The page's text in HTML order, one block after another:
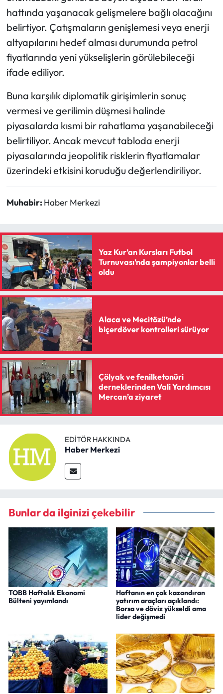
hattında yaşanacak gelişmelere bağlı olacağını
belirtiyor. Çatışmaların genişlemesi veya enerji
altyapılarını hedef alması durumunda petrol
fiyatlarında yeni yükselişlerin görülebileceği
ifade ediliyor.
Buna karşılık diplomatik girişimlerin sonuç
vermesi ve gerilimin düşmesi halinde
piyasalarda kısmi bir rahatlama yaşanabileceği
belirtiliyor. Ancak mevcut tabloda enerji
piyasalarında jeopolitik risklerin fiyatlamalar
üzerindeki etkisini koruduğu değerlendiriliyor.
Muhabir: Haber Merkezi
Yaz Kur’an Kursları Futbol
Turnuvası’nda şampiyonlar belli
oldu
Alaca ve Mecitözü’nde
biçerdöver kontrolleri sürüyor
Çölyak ve fenilketonüri
derneklerinden Vali Yardımcısı
Mercan’a ziyaret
EDITÖR HAKKINDA
Haber Merkezi
Bunlar da ilginizi çekebilir
TOBB Haftalık Ekonomi
Bülteni yayımlandı
Haftanın en çok kazandıran
yatırım araçları açıklandı:
Borsa ve döviz yükseldi ama
lider değişmedi